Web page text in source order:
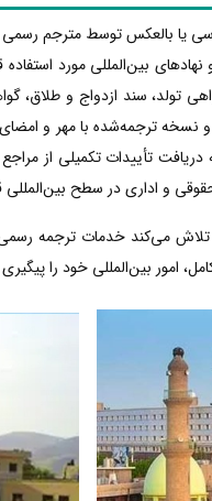
یا بالعکس توسط مترجم
نهادهای بین‌المللی مورد
تولد، سند ازدواج و
ترجمه‌شده با مهر و
تأییدات تکمیلی از
و اداری در سطح
می‌کند خدمات ترجمه
امور بین‌المللی خود را پیگیری